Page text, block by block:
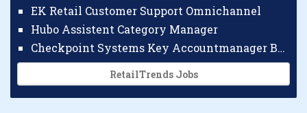
EK Retail Customer Support Omnichannel
Hubo Assistent Category Manager
Checkpoint Systems Key Accountmanager Benelux
RetailTrends Jobs